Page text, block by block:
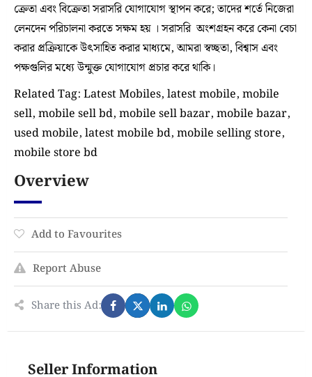
ক্রেতা এবং বিক্রেতা সরাসরি যোগাযোগ স্থাপন করে; তাদের শর্তে নিজেরা
লেনদেন পরিচালনা করতে সক্ষম হয় । সরাসরি অংশগ্রহন করে কেনা বেচা
করার প্রক্রিয়াকে উৎসাহিত করার মাধ্যমে, আমরা স্বচ্ছতা, বিশ্বাস এবং
পক্ষগুলির মধ্যে উন্মুক্ত যোগাযোগ প্রচার করে থাকি।
Related Tag: Latest Mobiles, latest mobile, mobile
sell, mobile sell bd, mobile sell bazar, mobile bazar,
used mobile, latest mobile bd, mobile selling store,
mobile store bd
Overview
Add to Favourites
Report Abuse
Share this Ad:
Seller Information